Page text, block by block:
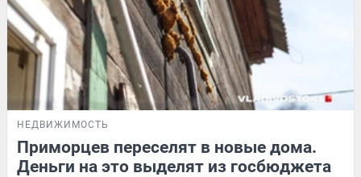
НЕДВИЖИМОСТЬ
Приморцев переселят в новые дома.
Деньги на это выделят из госбюджета